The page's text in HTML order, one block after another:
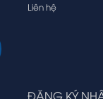
Liên hệ
ĐĂNG KÝ